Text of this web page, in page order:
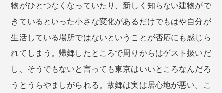
物がひとつなくなっていたり、新しく知らない建物がで
きているといった小さな変化があるだけでもはや自分が
生活している場所ではないということが否応にも感じら
れてしまう。帰郷したところで周りからはゲスト扱いだ
し、そうでもないと言っても東京はいいところなんだろ
うとうらやましがられる。故郷は実は居心地が悪い。こ